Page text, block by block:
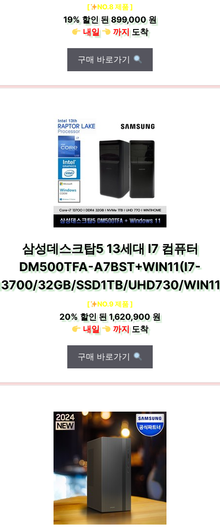
[ NO.8 제품 ]
19%할인 된899,000 원
내일
까지도착
구매 바로가기
삼성데스크탑5 13세대 I7 컴퓨터
DM500TFA-A7BST+WIN11(I7-
32GB/SSD1TB/UHD730/
[ NO.9 제품 ]
20%할인 된1,620,900 원
내일
까지도착
구매 바로가기